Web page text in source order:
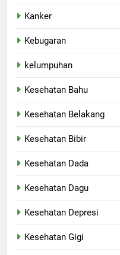
Kanker
Kebugaran
kelumpuhan
Kesehatan Bahu
Kesehatan Belakang
Kesehatan Bibir
Kesehatan Dada
Kesehatan Dagu
Kesehatan Depresi
Kesehatan Gigi